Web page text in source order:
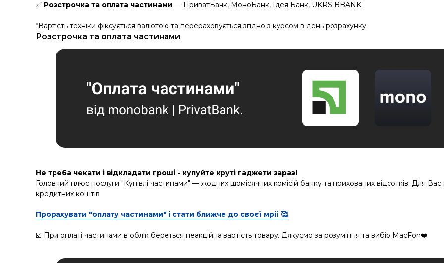
✅ Розстрочка та оплата частинами — ПриватБанк, МоноБанк, Ідея Банк, UKRSIBBANK
*Вартість техніки фіксується валютою та перераховується згідно з курсом в день розрахунку
Розстрочка та оплата частинами
Не треба чекати і відкладати гроші - купуйте круті гаджети зараз!
Головний плюс послуги "Купівлі частинами" — жодних щомісячних комісій банку та прихованих відсотків. Для
кредитних коштів
Прорахувати "оплату частинами" і стати ближче до своєї мрії 🥰
☑️ При оплаті частинами в облік береться неакційна вартість товару. Дякуємо за розуміння та вибір MacFon❤️